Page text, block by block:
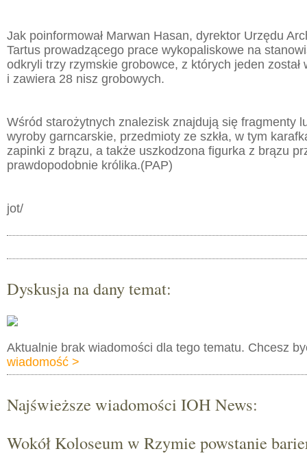
Jak poinformował Marwan Hasan, dyrektor Urzędu
Tartus prowadzącego prace wykopaliskowe na
odkryli trzy rzymskie grobowce, z których jeden został
i zawiera 28 nisz grobowych.
Wśród starożytnych znalezisk znajdują się fragmenty
wyroby garncarskie, przedmioty ze szkła, w tym
zapinki z brązu, a także uszkodzona figurka z brązu
prawdopodobnie królika.(PAP)
jot/
Dyskusja na dany temat:
Aktualnie brak wiadomości dla tego tematu. Chcesz
wiadomość >
Najświeższe wiadomości IOH News:
Wokół Koloseum w Rzymie powstanie